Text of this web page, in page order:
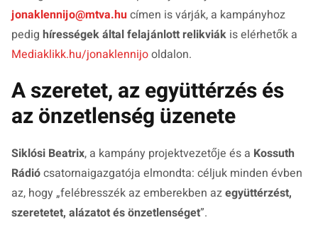
jonaklennijo@mtva.hucímen is várják, a kampányhoz
pedig hírességek által felajánlott relikviák is elérhetők a
Mediaklikk.hu/jonaklennijooldalon.
A szeretet, az együttérzés és
az önzetlenség üzenete
Siklósi Beatrix, a kampány projektvezetője és a Kossuth
Rádiócsatornaigazgatója elmondta: céljuk minden évben
az, hogy „felébresszék az emberekben azegyüttérzést,
szeretetet, alázatot és önzetlenséget”.